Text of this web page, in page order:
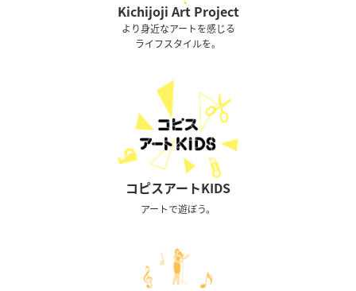
Kichijoji Art Project
より身近なアートを感じる
ライフスタイルを。
コピスアートKIDS
アートで遊ぼう。